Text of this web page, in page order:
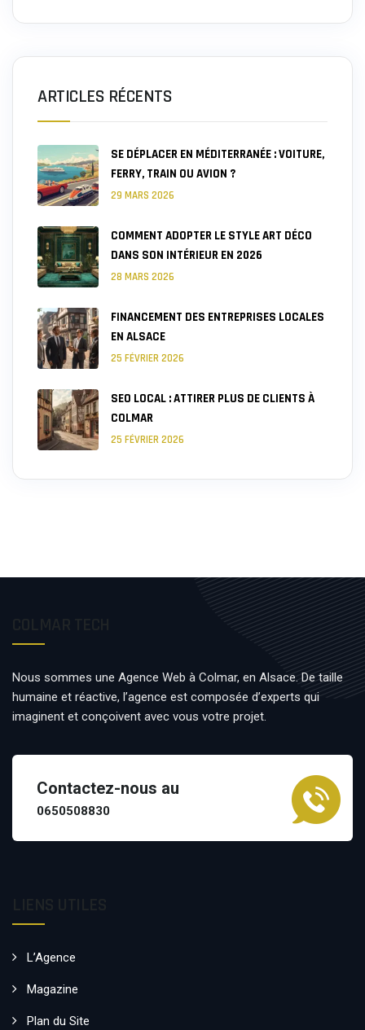
ARTICLES RÉCENTS
SE DÉPLACER EN MÉDITERRANÉE : VOITURE,
FERRY, TRAIN OU AVION ?
29 MARS 2026
COMMENT ADOPTER LE STYLE ART DÉCO
DANS SON INTÉRIEUR EN 2026
28 MARS 2026
FINANCEMENT DES ENTREPRISES LOCALES
EN ALSACE
25 FÉVRIER 2026
SEO LOCAL : ATTIRER PLUS DE CLIENTS À
COLMAR
25 FÉVRIER 2026
Nous sommes une Agence Web à Colmar, en Alsace. De taille
humaine et réactive, l’agence est composée d’experts qui
imaginent et conçoivent avec vous votre projet.
Contactez-nous au
0650508830
L’Agence
Magazine
Plan du Site